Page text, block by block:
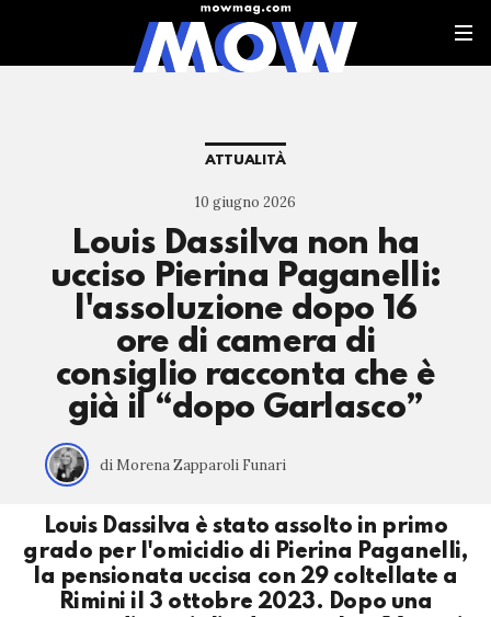
ATTUALITÀ
10 giugno 2026
Louis Dassilva non ha
ucciso Pierina Paganelli:
l'assoluzione dopo 16
ore di camera di
consiglio racconta che è
già il “dopo Garlasco”
di Morena Zapparoli Funari
Louis Dassilva è stato assolto in primo
grado per l'omicidio di Pierina Paganelli,
la pensionata uccisa con 29 coltellate a
Rimini il 3 ottobre 2023. Dopo una